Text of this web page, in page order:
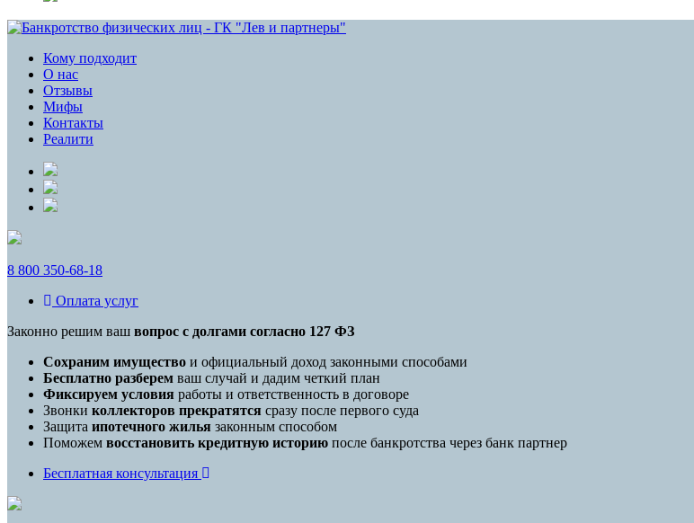
Кому подходит
О нас
Отзывы
Мифы
Контакты
Реалити
8 800 350-68-18
Оплата услуг
Законно решим ваш вопрос с долгами согласно 127 ФЗ
Cохраним имущество и официальный доход законными способами
Бесплатно разберем ваш случай и дадим четкий план
Фиксируем условия работы и ответственность в договоре
Звонки коллекторов прекратятся сразу после первого суда
Защита ипотечного жилья законным способом
Поможем восстановить кредитную историю после банкротства через банк партнер
Бесплатная консультация